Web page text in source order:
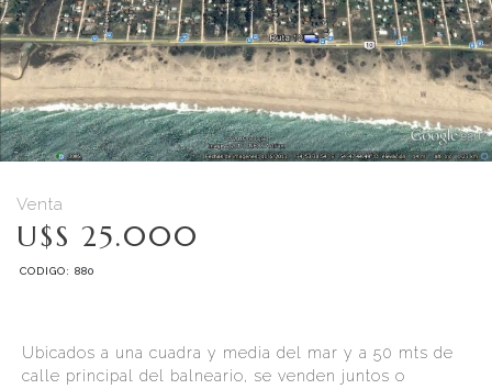
Venta
U$S 25.000
CODIGO: 880
Ubicados a una cuadra y media del mar y a 50 mts de
calle principal del balneario, se venden juntos o